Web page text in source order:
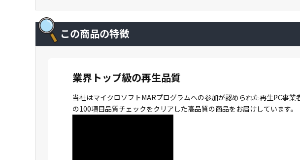
この商品の特徴
業界トップ級の再生品質
当社はマイクロソフトMARプログラムへの参加が認められた再生PC事
の100項目品質チェックをクリアした高品質の商品をお届けしています。